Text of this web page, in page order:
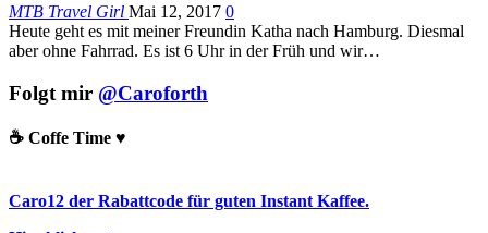
MTB Travel Girl Mai 12, 2017 0
Heute geht es mit meiner Freundin Katha nach Hamburg. Diesmal
aber ohne Fahrrad. Es ist 6 Uhr in der Früh und wir…
Folgt mir @Caroforth
☕️ Coffe Time ♥️
Caro12 der Rabattcode für guten Instant Kaffee.